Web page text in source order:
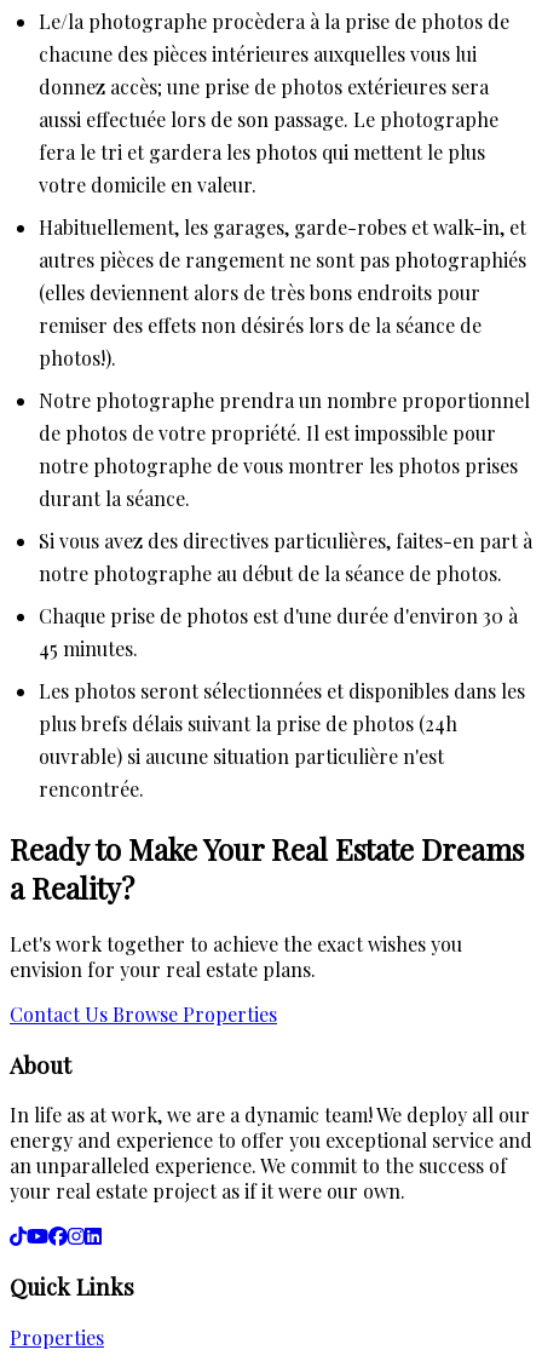
Le/la photographe procèdera à la prise de photos de
chacune des pièces intérieures auxquelles vous lui
donnez accès; une prise de photos extérieures sera
aussi effectuée lors de son passage. Le photographe
fera le tri et gardera les photos qui mettent le plus
votre domicile en valeur.
Habituellement, les garages, garde-robes et walk-in, et
autres pièces de rangement ne sont pas photographiés
(elles deviennent alors de très bons endroits pour
remiser des effets non désirés lors de la séance de
photos!).
Notre photographe prendra un nombre proportionnel
de photos de votre propriété. Il est impossible pour
notre photographe de vous montrer les photos prises
durant la séance.
Si vous avez des directives particulières, faites-en part à
notre photographe au début de la séance de photos.
Chaque prise de photos est d'une durée d'environ 30 à
45 minutes.
Les photos seront sélectionnées et disponibles dans les
plus brefs délais suivant la prise de photos (24h
ouvrable) si aucune situation particulière n'est
rencontrée.
Ready to Make Your Real Estate Dreams
a Reality?
Let's work together to achieve the exact wishes you
envision for your real estate plans.
Contact UsBrowse Properties
About
In life as at work, we are a dynamic team! We deploy all our
energy and experience to offer you exceptional service and
an unparalleled experience. We commit to the success of
your real estate project as if it were our own.
Quick Links
Properties